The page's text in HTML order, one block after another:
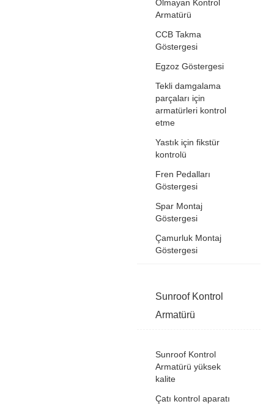
Olmayan Kontrol
Armatürü
CCB Takma
Göstergesi
Egzoz Göstergesi
Tekli damgalama
parçaları için
armatürleri kontrol
etme
Yastık için fikstür
kontrolü
Fren Pedalları
Göstergesi
Spar Montaj
Göstergesi
Çamurluk Montaj
Göstergesi
Sunroof Kontrol
Armatürü
Sunroof Kontrol
Armatürü yüksek
kalite
Çatı kontrol aparatı